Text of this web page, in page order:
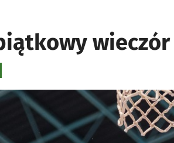
wieczór